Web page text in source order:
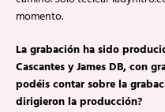
momento.
La grabación ha sido
Cascantes y James DB, con
podéis contar sobre la
dirigieron la producción?